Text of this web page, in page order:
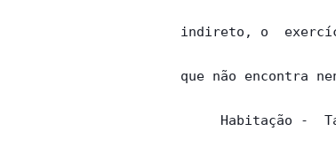
indireto, o
que não encontra
Habitação -